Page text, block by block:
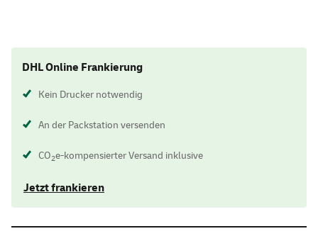
DHL Online Frankierung
Kein Drucker notwendig
An der Packstation versenden
CO2e-kompensierter Versand inklusive
Jetzt frankieren